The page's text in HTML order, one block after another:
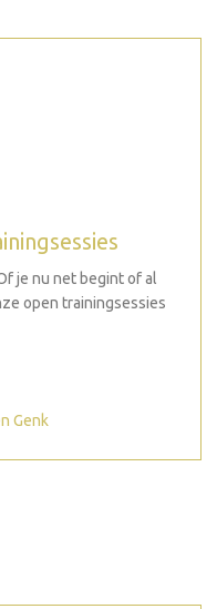
je nu net begint of al
open trainingsessies
Genk